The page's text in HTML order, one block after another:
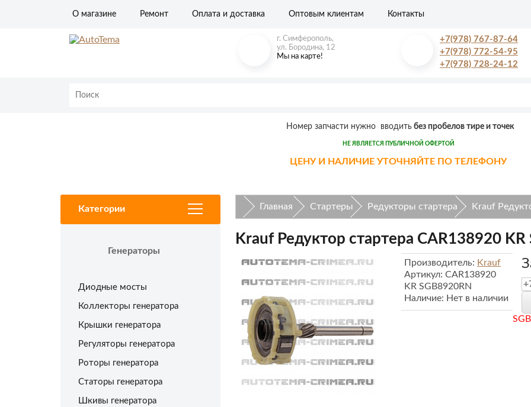
О магазине Ремонт Оплата и доставка Оптовым клиентам Контакты
г. Симферополь,
ул. Бородина, 12
Мы на карте!
+7(978) 767-87-64
+7(978) 772-54-95
+7(978) 728-24-12
Номер запчасти нужно вводитьбез пробелов тире и точек
НЕ ЯВЛЯЕТСЯ ПУБЛИЧНОЙ ОФЕРТОЙ
ЦЕНУ И НАЛИЧИЕ УТОЧНЯЙТЕ ПО ТЕЛЕФОНУ
Категории
Генераторы
Диодные мосты
Коллекторы генератора
Крышки генератора
Регуляторы генератора
Роторы генератора
Статоры генератора
Шкивы генератора
Главная Стартеры Редукторы стартера Krauf
Krauf Редуктор стартера CAR138920 KR
Производитель: Krauf
Артикул: CAR138920
KR SGB8920RN
Наличие: Нет в наличии